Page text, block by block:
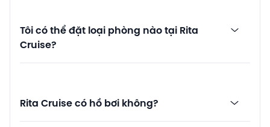
Tôi có thể đặt loại phòng nào tại Rita
Cruise?
Rita Cruise có hồ bơi không?